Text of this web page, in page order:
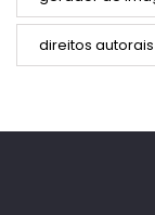
direitos autorais